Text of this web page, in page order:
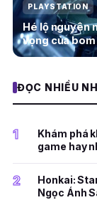
PLAYSTATION
Hé lộ nguyên
vọng của
ĐỌC NHIỀU
1
Khám phá
game hay
2
Honkai:
Ngọc Ánh